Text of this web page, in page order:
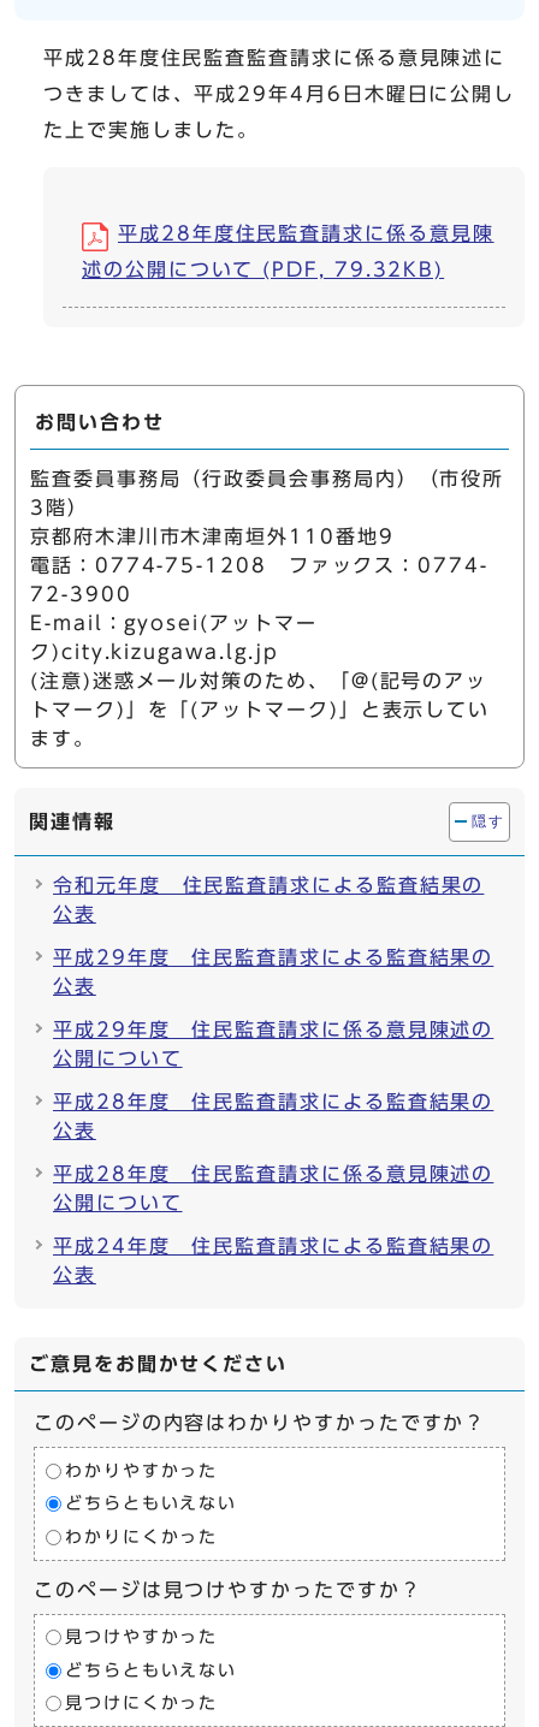
平成28年度住民監査監査請求に係る意見陳述に
つきましては、平成29年4月6日木曜日に公開し
た上で実施しました。
平成28年度住民監査請求に係る意見陳
述の公開について (PDF, 79.32KB)
お問い合わせ
監査委員事務局（行政委員会事務局内）（市役所
3階）
京都府木津川市木津南垣外110番地9
電話：0774-75-1208 ファックス：0774-
72-3900
E-mail：gyosei(アットマー
ク)city.kizugawa.lg.jp
(注意)迷惑メール対策のため、「@(記号のアッ
トマーク)」を「(アットマーク)」と表示してい
ます。
関連情報 隠す
令和元年度 住民監査請求による監査結果の
公表
平成29年度 住民監査請求による監査結果の
公表
平成29年度 住民監査請求に係る意見陳述の
公開について
平成28年度 住民監査請求による監査結果の
公表
平成28年度 住民監査請求に係る意見陳述の
公開について
平成24年度 住民監査請求による監査結果の
公表
ご意見をお聞かせください
このページの内容はわかりやすかったですか？
わかりやすかった
どちらともいえない
わかりにくかった
このページは見つけやすかったですか？
見つけやすかった
どちらともいえない
見つけにくかった